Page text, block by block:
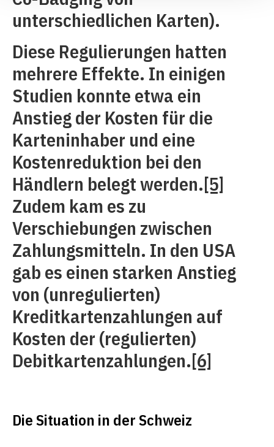
unterschiedlichen Karten).
Diese Regulierungen hatten
mehrere Effekte. In einigen
Studien konnte etwa ein
Anstieg der Kosten für die
Karteninhaber und eine
Kostenreduktion bei den
Händlern belegt werden.[5]
Zudem kam es zu
Verschiebungen zwischen
Zahlungsmitteln. In den USA
gab es einen starken Anstieg
von (unregulierten)
Kreditkartenzahlungen auf
Kosten der (regulierten)
Debitkartenzahlungen.[6]
Die Situation in der Schweiz